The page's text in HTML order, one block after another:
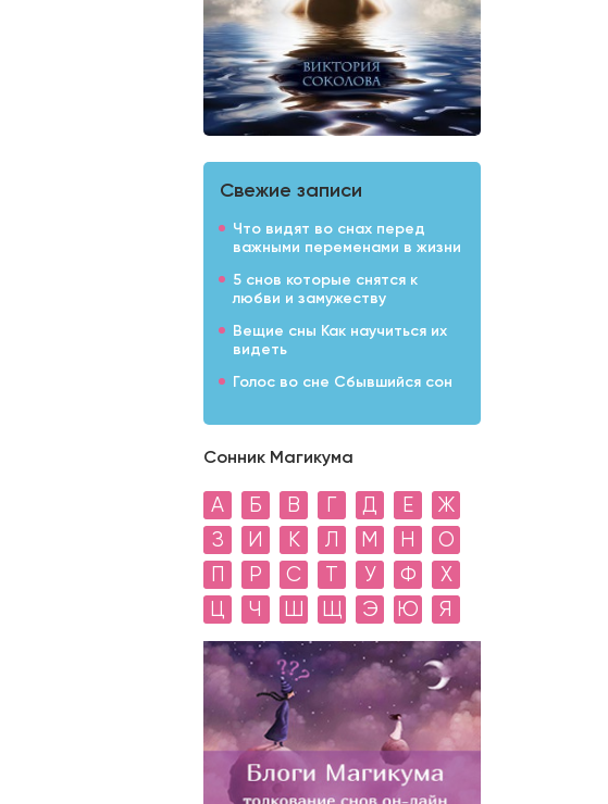
Свежие записи
Что видят во снах перед
важными переменами в жизни
5 снов которые снятся к
любви и замужеству
Вещие сны Как научиться их
видеть
Голос во сне Сбывшийся сон
Сонник Магикума
А Б В Г Д Е
Ж
З
И К Л М Н
О
П
Р С Т У Ф
Х
Ц
Ч Ш Щ Э Ю Я